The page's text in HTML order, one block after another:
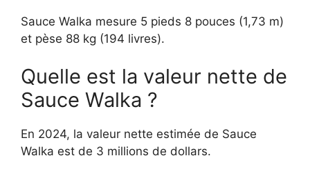
Sauce Walka mesure 5 pieds 8 pouces (1,73 m)
et pèse 88 kg (194 livres).
Quelle est la valeur nette de
Sauce Walka ?
En 2024, la valeur nette estimée de Sauce
Walka est de 3 millions de dollars.